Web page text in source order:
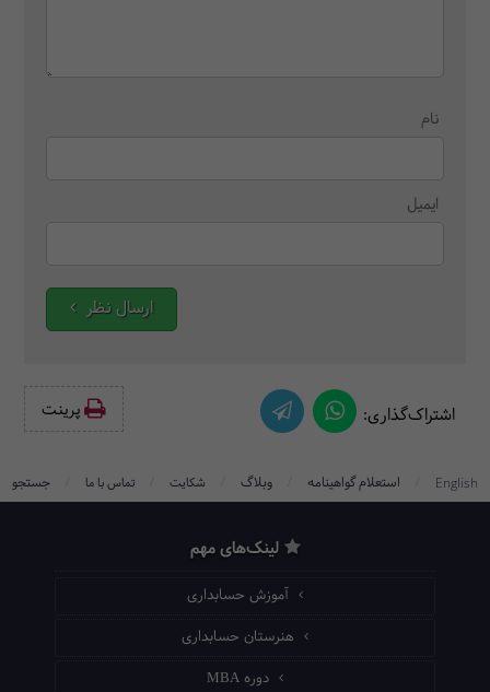
نام
ایمیل
ارسال نظر
اشتراک‌گذاری: پرینت‌
English استعلام گواهینامه وبلاگ شکایت تماس با ما جستجو
لینک‌های مهم
آموزش حسابداری
هنرستان حسابداری
دوره MBA